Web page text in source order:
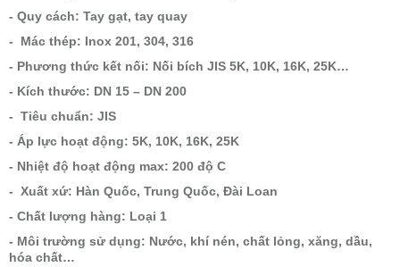
- Quy cách: Tay gạt, tay quay
- Mác thép: Inox 201, 304, 316
- Phương thức kết nối: Nối bích JIS 5K, 10K, 16K, 25K…
- Kích thước: DN 15 – DN 200
- Tiêu chuẩn: JIS
- Áp lực hoạt động: 5K, 10K, 16K, 25K
- Nhiệt độ hoạt động max: 200 độ C
- Xuất xứ: Hàn Quốc, Trung Quốc, Đài Loan
- Chất lượng hàng: Loại 1
- Môi trường sử dụng: Nước, khí nén, chất lỏng, xăng, dầu,
hóa chất…